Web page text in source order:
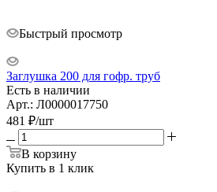
Быстрый просмотр
Заглушка 200 для гофр. труб
Есть в наличии
Арт.: Л0000017750
481 ₽/шт
В корзину
Купить в 1 клик